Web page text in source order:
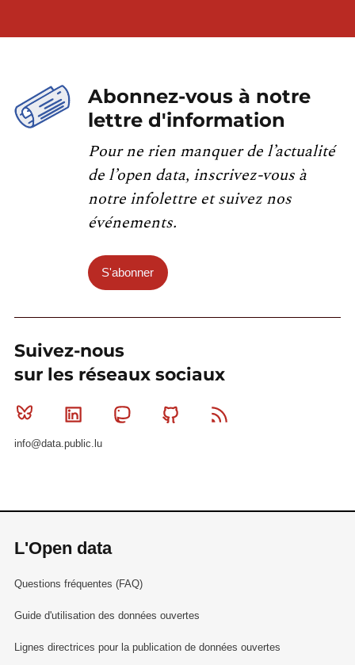
Abonnez-vous à notre
lettre d'information
Pour ne rien manquer de l’actualité
de l’open data, inscrivez-vous à
notre infolettre et suivez nos
événements.
S'abonner
Suivez-nous
sur les réseaux sociaux
Bluesky Linkedin MastodonGithub
info@data.public.lu
L'Open data
Questions fréquentes (FAQ)
Guide d'utilisation des données ouvertes
Lignes directrices pour la publication de données ouvertes